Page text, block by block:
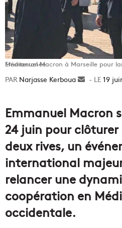
Emmanuel Macron à Marseille pour lancer le Sommet de la Méditerranée.
Narjasse Kerboua
Envoyer
19
Emmanuel Macron
24 juin pour clôturer
deux rives, un
international
relancer une
coopération en
occidentale.